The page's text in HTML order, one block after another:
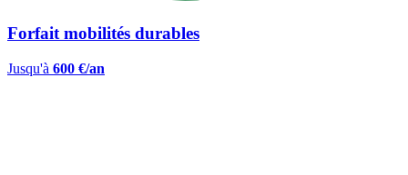
Forfait mobilités durables
Jusqu'à 600 €/an